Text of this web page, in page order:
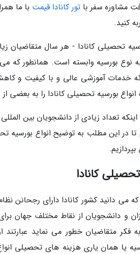
مشاوره سفر باتور کانادا قیمت با ما
کنید.
تحصیلی کانادا - هر سال متقاضیان
به نوع بورسیه وابسته است. همانطور که
خدمات آموزشی عالی و با کیفیت و
انواع بورسیه تحصیلی کانادا را به بعضی
تعداد زیادی از دانشجویان بین
تا در این مطلب به توضیح انواع بورسیه
کانادا
می دانید کشور کانادا دارای رجحانن
و دانشجویان از نقاط مختلف جهان
یا همان یاری هزینه های تحصیلی